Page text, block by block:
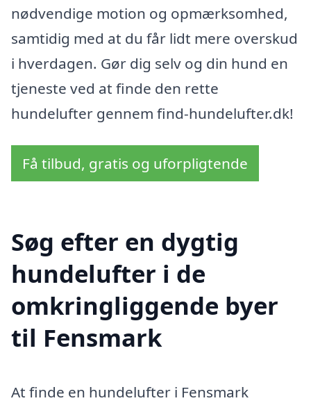
nødvendige motion og opmærksomhed,
samtidig med at du får lidt mere overskud
i hverdagen. Gør dig selv og din hund en
tjeneste ved at finde den rette
hundelufter gennem find-hundelufter.dk!
Få tilbud, gratis og uforpligtende
Søg efter en dygtig
hundelufter i de
omkringliggende byer
til Fensmark
At finde en hundelufter i Fensmark